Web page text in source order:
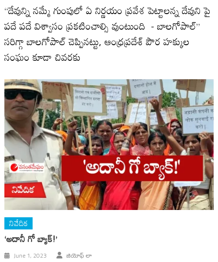
“దేవున్ని నమ్మే గుంపులో ఏ నిర్ణయం ప్రవేశ పెట్టాలన్న దేవుని పై
పదే పదే విశ్వాసం ప్రకటించాల్సి వుంటుంది - బాలగోపాల్”
సరిగ్గా బాలగోపాల్ చెప్పినట్టు, ఆంధ్రప్రదేశ్ పౌర హక్కుల
సంఘం కూడా చివరకు
నివేదిక
‘అదానీ గో బ్యాక్!’
June 1, 2023 జియోఫ్ లా